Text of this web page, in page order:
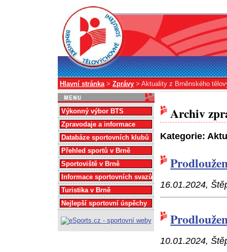
Hlavní stránka> Zprávy > Aktuality z Brněnského
Archiv
Kategorie:
16.01.2024,
10.01.2024,
Výkonný výbor BTS
Zpravodaje a informace
Databáze sportovních klubů
Přehled sportů v Brně
Sportoviště v Brně
Informace sportovních svazů
Turistika v Brně
Nejlepší sportovní úspěchy